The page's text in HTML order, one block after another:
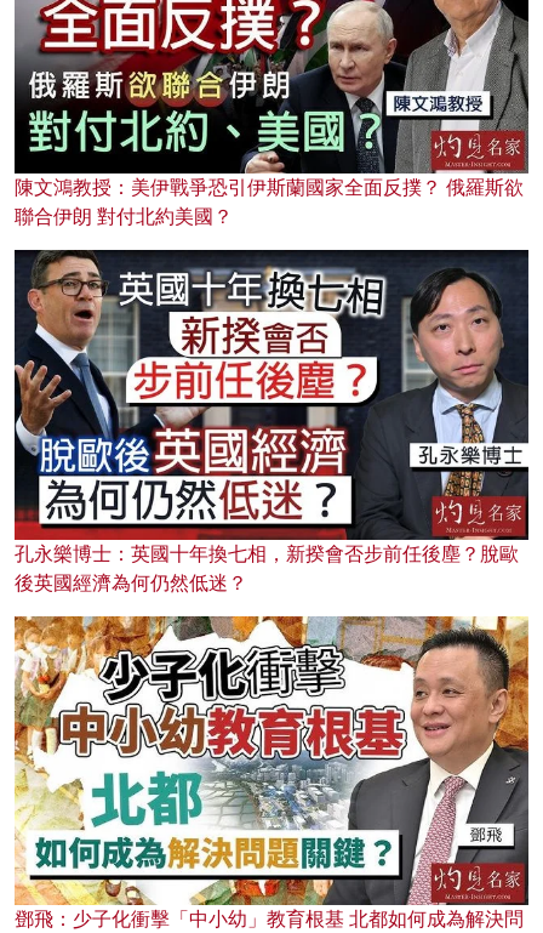
陳文鴻教授：美伊戰爭恐引伊斯蘭國家全面反撲？ 俄羅斯欲
聯合伊朗 對付北約美國？
孔永樂博士：英國十年換七相，新揆會否步前任後塵？脫歐
後英國經濟為何仍然低迷？
鄧飛：少子化衝擊「中小幼」教育根基 北都如何成為解決問